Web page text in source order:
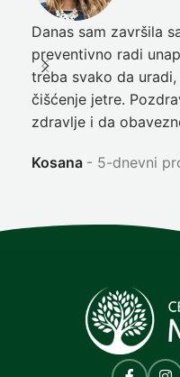
Danas sam završila
preventivno radi
treba svako da
čišćenje jetre.
zdravlje i da
Kosana 5-dnevni